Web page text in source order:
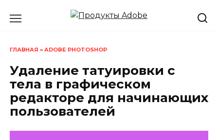
ГЛАВНАЯ » ADOBE PHOTOSHOP
Удаление татуировки с
тела в графическом
редакторе для начинающих
пользователей